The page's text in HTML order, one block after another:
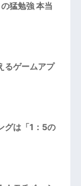
猛勉強 本当
るゲームアプ
グは「1：5の